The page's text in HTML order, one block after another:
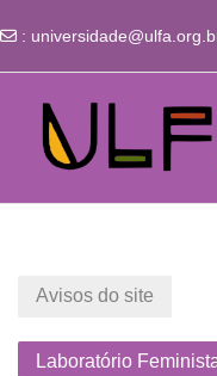
:
Avisos do site
Laboratório